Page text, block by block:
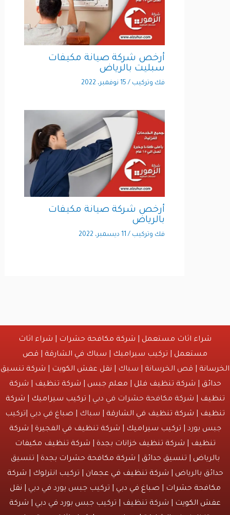
أرخص شركة صيانة مكيفات
سبليت بالرياض
فك وتركيب/15 نوفمبر، 2022
أرخص شركة صيانة مكيفات
بالرياض
فك وتركيب/11 ديسمبر، 2022
شراء اثاث مستعمل|شركة مكافحة حشرات|شراء اثاث
مستعمل|تركيب سيراميك|سباك في الشارقة|قص
| قص الخرسانة | سباك |نقل عفش الكويت|شركة تنسيق
|شركة تنظيف فلل |معلم جبس|شركة تنظيف|شركة
| شركة مكافحة حشرات في دبي |تركيب سيراميك|شركة
|شركة تنظيف في الشارقة| سباك | صباغ في دبي |تركيب
بورد |تركيب سيراميك|شركة تنظيف في الفجيرة|شركة
|شركة تنظيف خزانات بجدة|شركة تنظيف مكيفات
|تنسيق حدائق|شركة مكافحة حشرات بجدة| تنسيق
بالرياض |شركة تنظيف في عجمان| تركيب انترلوك |شركة
حشرات|صباغ في دبي| تركيب جبس بورد في دبي |نقل
الكويت| شركة تنظيف | تركيب جبس بورد في دبي |شركة